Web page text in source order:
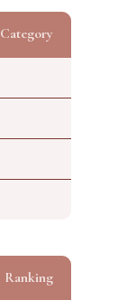
Category
Ranking